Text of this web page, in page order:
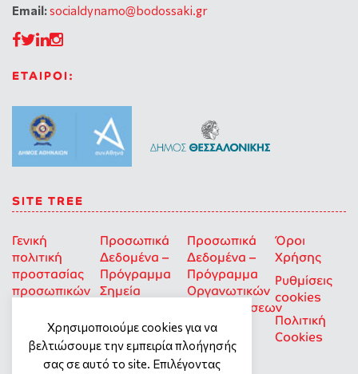
Email:socialdynamo@bodossaki.gr
ΕΤΑΙΡΟΙ:
SITE TREE
Γενική
πολιτική
προστασίας
προσωπικών
Προσωπικά
Δεδομένα –
Πρόγραμμα
Σημεία
Προσωπικά
Δεδομένα –
Πρόγραμμα
Οργανωτικών
Επιχορηγήσεων
για Οκοιπ
που δρουν
για την
Όροι
Χρήσης
Ρυθμίσεις
cookies
Πολιτική
Cookies
Χρησιμοποιούμε cookies για να
βελτιώσουμε την εμπειρία πλοήγησής
σας σε αυτό το site. Επιλέγοντας